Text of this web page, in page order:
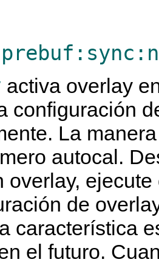
activa overlay
configuración
La
autocal.
overlay,
de
característica
el futuro.